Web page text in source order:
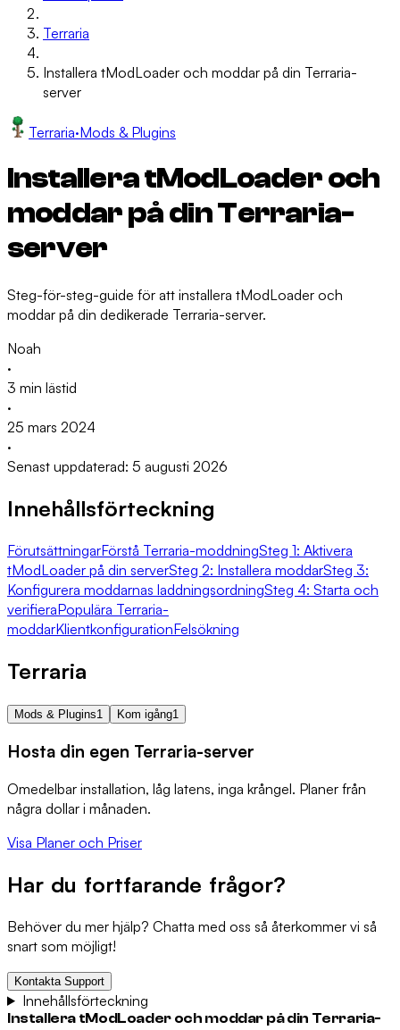
Terraria
Installera tModLoader och moddar på din Terraria-
server
Terraria·Mods & Plugins
Installera tModLoader och
moddar på din Terraria-
server
Steg-för-steg-guide för att installera tModLoader och
moddar på din dedikerade Terraria-server.
Noah
·
3 min lästid
·
25 mars 2024
·
Senast uppdaterad: 5 augusti 2026
Innehållsförteckning
FörutsättningarFörstå Terraria-moddningSteg 1: Aktivera
tModLoader på din serverSteg 2: Installera moddarSteg 3:
Konfigurera moddarnas laddningsordningSteg 4: Starta och
verifieraPopulära Terraria-
moddarKlientkonfigurationFelsökning
Terraria
Mods & Plugins1 Kom igång1
Hosta din egen Terraria-server
Omedelbar installation, låg latens, inga krångel. Planer från
några dollar i månaden.
Visa Planer och Priser
Har du fortfarande frågor?
Behöver du mer hjälp? Chatta med oss så återkommer vi så
snart som möjligt!
Kontakta Support
Innehållsförteckning
Installera tModLoader och moddar på din Terraria-